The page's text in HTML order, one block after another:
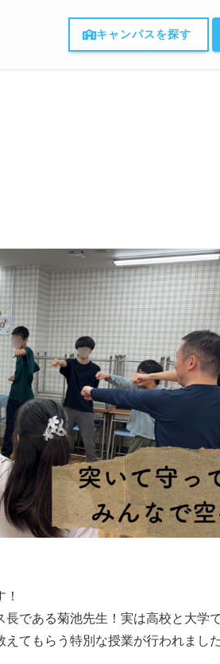
キャンパスを探す
である菊池先生！実は高校と大学
てもらう特別な授業が行われまし